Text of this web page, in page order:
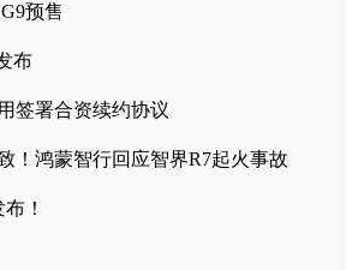
预售
布
签署合资续约协议
！鸿蒙智行回应智界R7起火事故
！